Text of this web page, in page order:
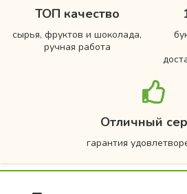
ТОП качество
сырья, фруктов и шоколада,
ручная работа
Отличный
гарантия